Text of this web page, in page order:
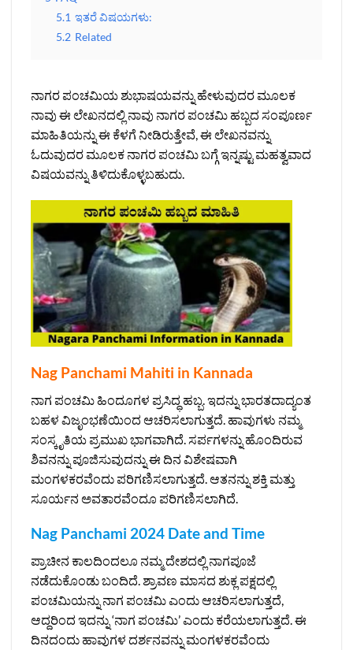
5.1 ಇತರೆ ವಿಷಯಗಳು:
5.2 Related
ನಾಗರ ಪಂಚಮಿಯ ಶುಭಾಷಯವನ್ನು ಹೇಳುವುದರ ಮೂಲಕ
ನಾವು ಈ ಲೇಖನದಲ್ಲಿ ನಾವು ನಾಗರ ಪಂಚಮಿ ಹಬ್ಬದ ಸಂಪೂರ್ಣ
ಮಾಹಿತಿಯನ್ನು ಈ ಕೆಳಗೆ ನೀಡಿರುತ್ತೇವೆ, ಈ ಲೇಖನವನ್ನು
ಓದುವುದರ ಮೂಲಕ ನಾಗರ ಪಂಚಮಿ ಬಗ್ಗೆ ಇನ್ನಷ್ಟು ಮಹತ್ವವಾದ
ವಿಷಯವನ್ನು ತಿಳಿದುಕೊಳ್ಳಬಹುದು.
Nag Panchami Mahiti in Kannada
ನಾಗ ಪಂಚಮಿ ಹಿಂದೂಗಳ ಪ್ರಸಿದ್ಧ ಹಬ್ಬ. ಇದನ್ನು ಭಾರತದಾದ್ಯಂತ
ಬಹಳ ವಿಜೃಂಭಣೆಯಿಂದ ಆಚರಿಸಲಾಗುತ್ತದೆ. ಹಾವುಗಳು ನಮ್ಮ
ಸಂಸ್ಕೃತಿಯ ಪ್ರಮುಖ ಭಾಗವಾಗಿದೆ. ಸರ್ಪಗಳನ್ನು ಹೊಂದಿರುವ
ಶಿವನನ್ನು ಪೂಜಿಸುವುದನ್ನು ಈ ದಿನ ವಿಶೇಷವಾಗಿ
ಮಂಗಳಕರವೆಂದು ಪರಿಗಣಿಸಲಾಗುತ್ತದೆ. ಆತನನ್ನು ಶಕ್ತಿ ಮತ್ತು
ಸೂರ್ಯನ ಅವತಾರವೆಂದೂ ಪರಿಗಣಿಸಲಾಗಿದೆ.
Nag Panchami 2024 Date and Time
ಪ್ರಾಚೀನ ಕಾಲದಿಂದಲೂ ನಮ್ಮ ದೇಶದಲ್ಲಿ ನಾಗಪೂಜೆ
ನಡೆದುಕೊಂಡು ಬಂದಿದೆ. ಶ್ರಾವಣ ಮಾಸದ ಶುಕ್ಲ ಪಕ್ಷದಲ್ಲಿ
ಪಂಚಮಿಯನ್ನು ನಾಗ ಪಂಚಮಿ ಎಂದು ಆಚರಿಸಲಾಗುತ್ತದೆ,
ಆದ್ದರಿಂದ ಇದನ್ನು ‘ನಾಗ ಪಂಚಮಿ’ ಎಂದು ಕರೆಯಲಾಗುತ್ತದೆ. ಈ
ದಿನದಂದು ಹಾವುಗಳ ದರ್ಶನವನ್ನು ಮಂಗಳಕರವೆಂದು